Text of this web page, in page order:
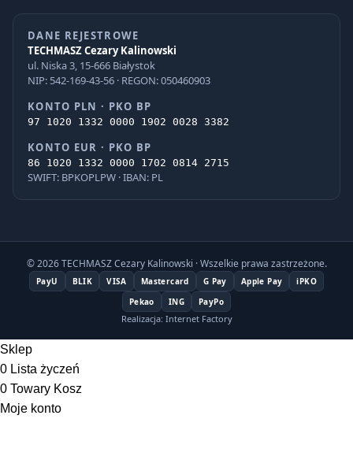
DANE REJESTROWE
TECHMASZ Cezary Kalinowski
ul. Niska 3, 15-666 Białystok
NIP: 542-169-43-56 · REGON: 050460903
KONTO PLN · PKO BP
97 1020 1332 0000 1902 0028 3382
KONTO EUR · PKO BP
86 1020 1332 0000 1702 0814 2715
SWIFT: BPKOPLPW · IBAN: PL
© 2026 TECHMASZ Cezary Kalinowski · Wszelkie prawa zastrzeżone.
PayU BLIK VISA Mastercard G Pay Apple Pay
iPKO
Pekao
ING PayPo
Realizacja: Internet Factory
Sklep
0 Lista życzeń
0 Towary Kosz
Moje konto